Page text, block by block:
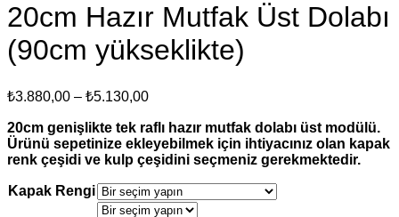
20cm Hazır Mutfak Üst Dolabı
(90cm yükseklikte)
₺3.880,00 – ₺5.130,00Fiyat
₺3.880,00
-
₺5.130,00
20cm genişlikte tek raflı hazır mutfak dolabı üst modülü.
Ürünü sepetinize ekleyebilmek için ihtiyacınız olan kapak
renk çeşidi ve kulp çeşidini seçmeniz gerekmektedir.
Kapak Rengi